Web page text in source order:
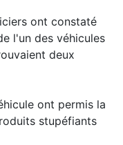
ont constaté
l'un des véhicules
deux
ont permis la
stupéfiants